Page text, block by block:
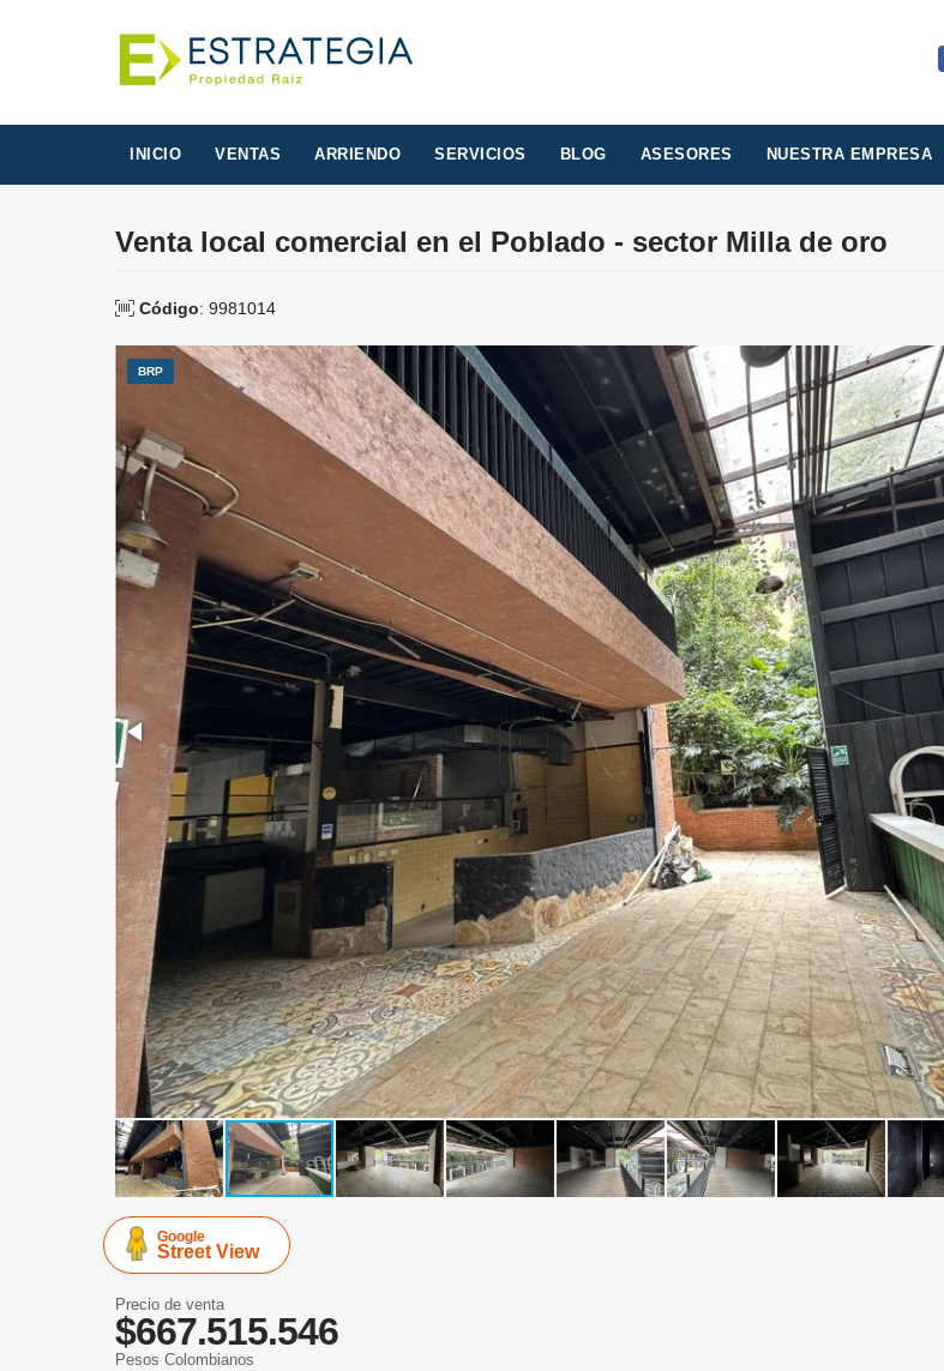
INICIO VENTAS ARRIENDO SERVICIOS BLOG ASESORES NUESTRA EMPRESA
Venta local comercial en el Poblado - sector Milla de oro
Código: 9981014
BRP
Google
Street View
Precio de venta
$667.515.546
Pesos Colombianos